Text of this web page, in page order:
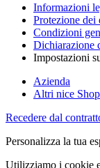
Informazioni
Protezione dei
Condizioni
Dichiarazione
Impostazioni
Azienda
Altri nice
Recedere dal
Personalizza la tua
Utilizziamo i cookie